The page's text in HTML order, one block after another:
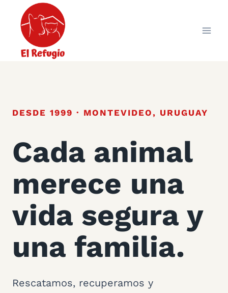
content
DESDE 1999 · MONTEVIDEO, URUGUAY
Cada animal
merece una
vida segura y
una familia.
Rescatamos, recuperamos y